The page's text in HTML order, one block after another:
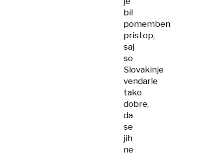
bil
pomemben
pristop,
saj
so
Slovakinje
vendarle
tako
dobre,
da
se
jih
ne